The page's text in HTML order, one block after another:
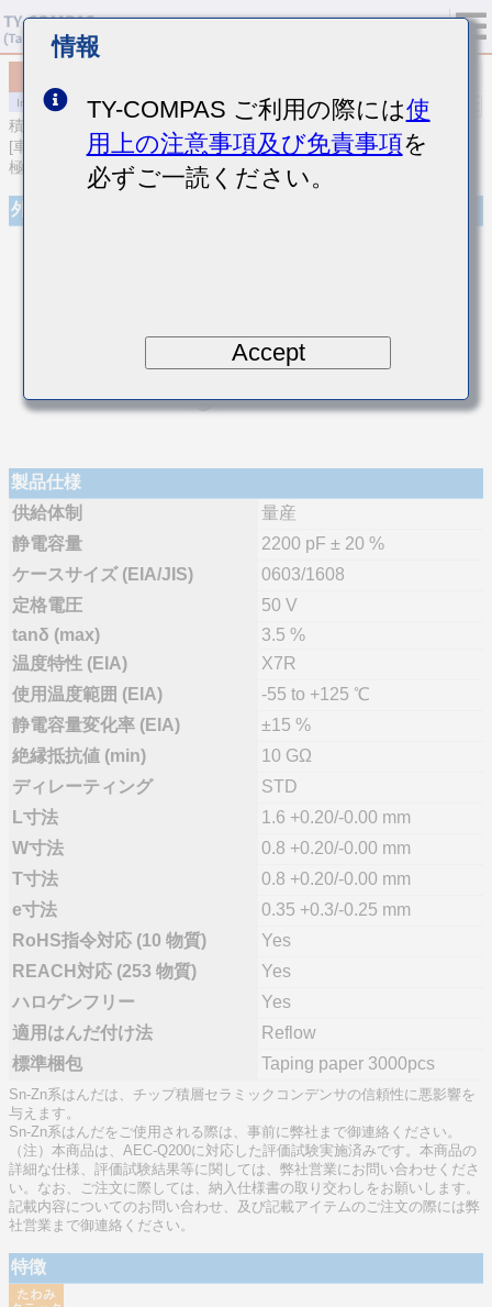
積層セラミックコンデンサ
[車載ボディ/インフォ＆高信頼用 (AEC-Q200 Qualified) 樹脂外部電
極積層セラミックコンデンサ]
外観
製品仕様
供給体制
量産
静電容量
2200 pF ± 20 %
ケースサイズ (EIA/JIS)
0603/1608
定格電圧
50 V
tanδ (max)
3.5 %
温度特性 (EIA)
X7R
使用温度範囲 (EIA)
-55 to +125 ℃
静電容量変化率 (EIA)
±15 %
絶縁抵抗値 (min)
10 GΩ
ディレーティング
STD
L寸法
1.6 +0.20/-0.00 mm
W寸法
0.8 +0.20/-0.00 mm
T寸法
0.8 +0.20/-0.00 mm
e寸法
0.35 +0.3/-0.25 mm
RoHS指令対応 (10 物質)
Yes
REACH対応 (253 物質)
Yes
ハロゲンフリー
Yes
適用はんだ付け法
Reflow
標準梱包
Taping paper 3000pcs
Sn-Zn系はんだは、チップ積層セラミックコンデンサの信頼性に悪影響を
与えます。
Sn-Zn系はんだをご使用される際は、事前に弊社まで御連絡ください。
（注）本商品は、AEC-Q200に対応した評価試験実施済みです。本商品の
詳細な仕様、評価試験結果等に関しては、弊社営業にお問い合わせくださ
い。なお、ご注文に際しては、納入仕様書の取り交わしをお願いします。
記載内容についてのお問い合わせ、及び記載アイテムのご注文の際には弊
社営業まで御連絡ください。
特徴
情報
TY-COMPAS ご利用の際には使
用上の注意事項及び免責事項を
必ずご一読ください。
Accept